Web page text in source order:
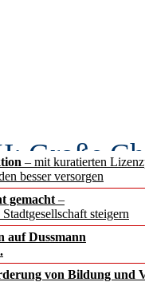
– mit kuratierten
besser versorgen
gemacht –
steigern
auf Dussmann
von Bildung und
Große
–